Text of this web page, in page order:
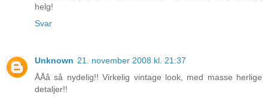
helg!
Svar
Unknown 21. november 2008 kl. 21:37
ÅÅå så nydelig!! Virkelig vintage look, med masse herlige
detaljer!!